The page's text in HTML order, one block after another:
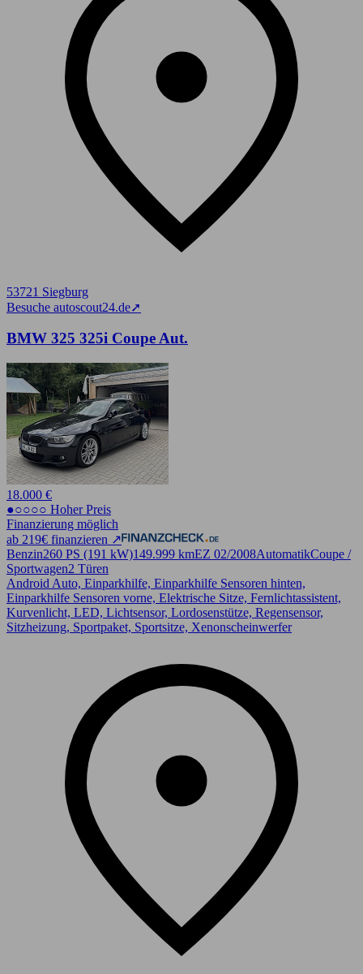
53721 Siegburg
Besuche autoscout24.de➚
BMW 325 325i Coupe Aut.
18.000 €
●○○○○ Hoher Preis
Finanzierung möglich
ab 219€ finanzieren ↗
Benzin260 PS (191 kW)149.999 kmEZ 02/2008AutomatikCoupe /
Sportwagen2 Türen
Android Auto, Einparkhilfe, Einparkhilfe Sensoren hinten,
Einparkhilfe Sensoren vorne, Elektrische Sitze, Fernlichtassistent,
Kurvenlicht, LED, Lichtsensor, Lordosenstütze, Regensensor,
Sitzheizung, Sportpaket, Sportsitze, Xenonscheinwerfer